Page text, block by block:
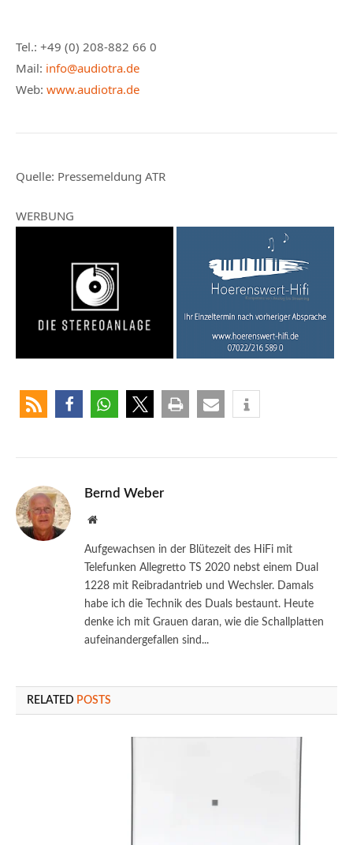
Tel.: +49 (0) 208-882 66 0
Mail: info@audiotra.de
Web: www.audiotra.de
Quelle: Pressemeldung ATR
WERBUNG
Bernd Weber
Website
Aufgewachsen in der Blütezeit des HiFi mit
Telefunken Allegretto TS 2020 nebst einem Dual
1228 mit Reibradantrieb und Wechsler. Damals
habe ich die Technik des Duals bestaunt. Heute
denke ich mit Grauen daran, wie die Schallplatten
aufeinandergefallen sind...
RELATED POSTS